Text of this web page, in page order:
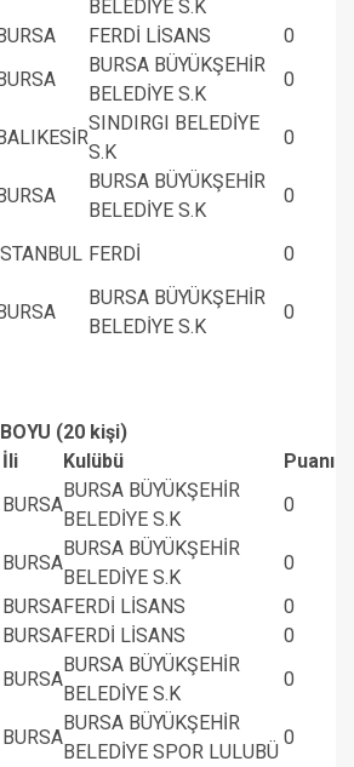
BELEDİYE S.K
FERDİ LİSANS
0
BURSA BÜYÜKŞEHİR
BELEDİYE S.K
0
SINDIRGI BELEDİYE
S.K
0
BURSA BÜYÜKŞEHİR
BELEDİYE S.K
0
FERDİ 0
BURSA BÜYÜKŞEHİR
BELEDİYE S.K
0
(20 kişi)
İli Kulübü
Puanı
BURSA
BURSA BÜYÜKŞEHİR
BELEDİYE S.K
0
BURSA
BURSA BÜYÜKŞEHİR
BELEDİYE S.K
0
BURSAFERDİ LİSANS
0
BURSAFERDİ LİSANS
0
BURSA
BURSA BÜYÜKŞEHİR
BELEDİYE S.K
0
BURSA
BURSA BÜYÜKŞEHİR
BELEDİYE SPOR LULUBÜ
0